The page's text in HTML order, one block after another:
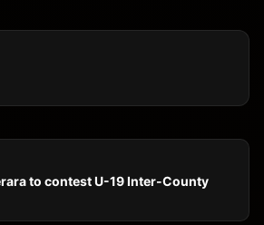
to contest U-19 Inter-County